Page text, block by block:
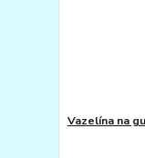
Vazelína na